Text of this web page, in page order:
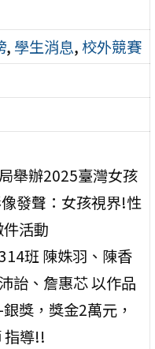
, 學生消息,校外競賽
舉辦2025臺灣女孩
發聲：女孩視界!性
活動
班 陳姝羽、陳香
詒、詹惠芯 以作品
銀獎，獎金2萬元，
指導!!